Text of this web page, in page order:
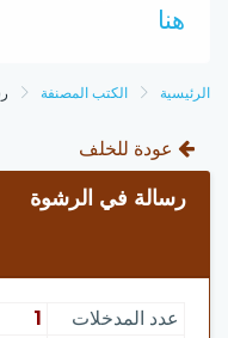
هنا
الرئيسية الكتب المصنفة
عودة للخلف
رسالة في الرشوة
عدد المدخلات
1